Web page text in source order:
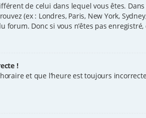
de celui dans lequel vous êtes.
(ex : Londres, Paris, New York,
forum. Donc si vous n’êtes pas
!
et que l’heure est toujours